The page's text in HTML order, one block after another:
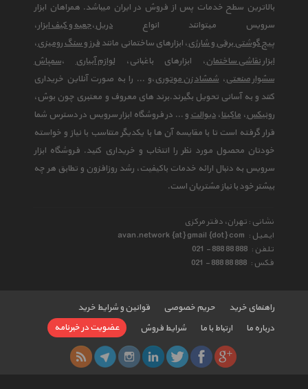
بالاترین سطح خدمات پس از فروش در ایران میباشد. همراهان ابزار
سرویس میتوانند انواع دریل،جعبه و کیف ابزار،
پیچ گوشتی برقی و شارژی، ابزارهای ساختمانی مانند فرز و سنگ رومیزی،
ابزار نقاشی ساختمان، ابزارهای باغبانی،لوازم آبیاری ،سمپاش
سشوار صنعتی،شمشاد زن موتوری،و ... را به صورت آنلاین خریداری
کنند و به آسانی تحویل بگیرند.برند های معروف و معتبری چون بوش،
رونیکس،ماکیتا،دیوالتو ... در فروشگاه ابزار سرویس در دسترس شما
قرار گرفته است تا با مقایسه آن ها با یکدیگر متناسب با نیاز و خواسته
خودتان محصول مورد نظر را انتخاب و خریداری کنید. فروشگاه ابزار
سرویس به دنبال ارائه خدمات باکیفیت، رشد روزافزون و تطابق هر چه
بیشتر خود با نیاز مشتریان است.
نشانی : تهران، دفتر مرکزی
ایمیل : avan.network {at} gmail {dot} com
تلفن : 021 - 888 88 888
فکس : 021 - 888 88 888
راهنمای خرید حریم خصوصی
قوانین و شرایط خرید
درباره ما
ارتباط با ما شرایط فروش عضویت در خبرنامه